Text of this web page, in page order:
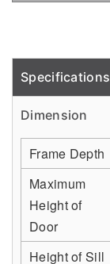
Detail
Specifications
Dimension
Frame Depth
Maximum
Height of
Door
Height of Sill